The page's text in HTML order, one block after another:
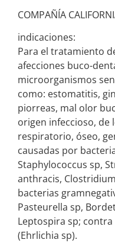
COMPAÑÍA
indicaciones:
Para el tratamiento
afecciones buco-
microorganismos
como: estomatitis,
piorreas, mal olor
origen infeccioso, de
respiratorio, óseo,
causadas por
Staphylococcus sp,
anthracis,
bacterias
Pasteurella sp,
Leptospira sp; contra
(Ehrlichia sp).